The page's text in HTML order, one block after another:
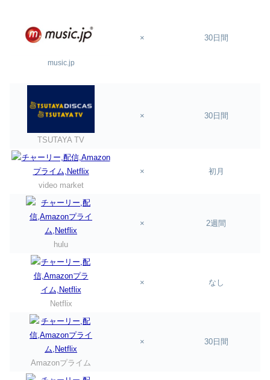
music.jp
× 30日間
TSUTAYA TV
× 30日間
video market
× 初月
hulu
× 2週間
Netflix
× なし
Amazonプライム
× 30日間